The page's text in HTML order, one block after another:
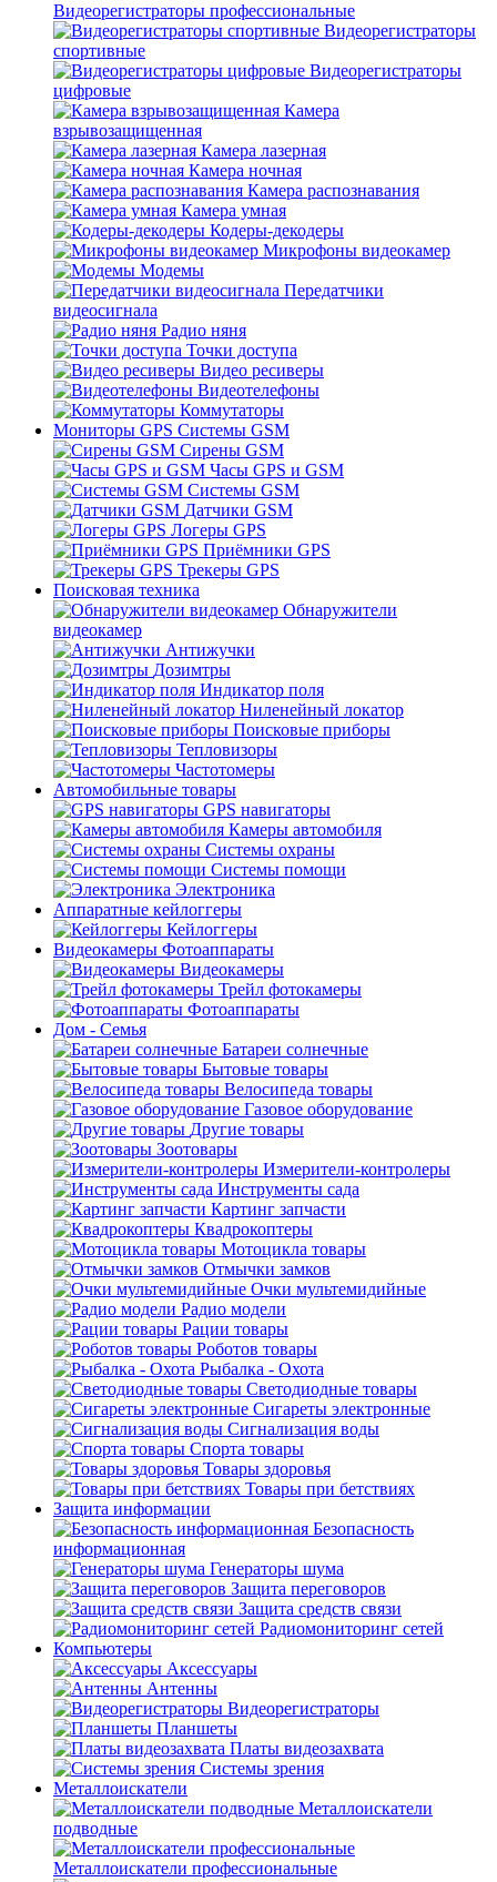
Видеорегистраторы профессиональные
Видеорегистраторы
спортивные
Видеорегистраторы
цифровые
Камера
взрывозащищенная
Камера лазерная
Камера ночная
Камера распознавания
Камера умная
Кодеры-декодеры
Микрофоны видеокамер
Модемы
Передатчики
видеосигнала
Радио няня
Точки доступа
Видео ресиверы
Видеотелефоны
Коммутаторы
Мониторы GPS Системы GSM
Сирены GSM
Часы GPS и GSM
Системы GSM
Датчики GSM
Логеры GPS
Приёмники GPS
Трекеры GPS
Поисковая техника
Обнаружители
видеокамер
Антижучки
Дозимтры
Индикатор поля
Ниленейный локатор
Поисковые приборы
Тепловизоры
Частотомеры
Автомобильные товары
GPS навигаторы
Камеры автомобиля
Системы охраны
Системы помощи
Электроника
Аппаратные кейлоггеры
Кейлоггеры
Видеокамеры Фотоаппараты
Видеокамеры
Трейл фотокамеры
Фотоаппараты
Дом - Семья
Батареи солнечные
Бытовые товары
Велосипеда товары
Газовое оборудование
Другие товары
Зоотовары
Измерители-контролеры
Инструменты сада
Картинг запчасти
Квадрокоптеры
Мотоцикла товары
Отмычки замков
Очки мультемидийные
Радио модели
Рации товары
Роботов товары
Рыбалка - Охота
Светодиодные товары
Сигареты электронные
Сигнализация воды
Спорта товары
Товары здоровья
Товары при бетствиях
Защита информации
Безопасность
информационная
Генераторы шума
Защита переговоров
Защита средств связи
Радиомониторинг сетей
Компьютеры
Аксессуары
Антенны
Видеорегистраторы
Планшеты
Платы видеозахвата
Системы зрения
Металлоискатели
Металлоискатели
подводные
Металлоискатели профессиональные